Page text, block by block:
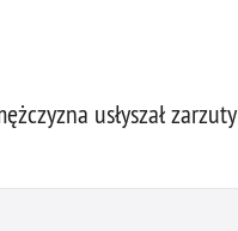
usłyszał zarzuty